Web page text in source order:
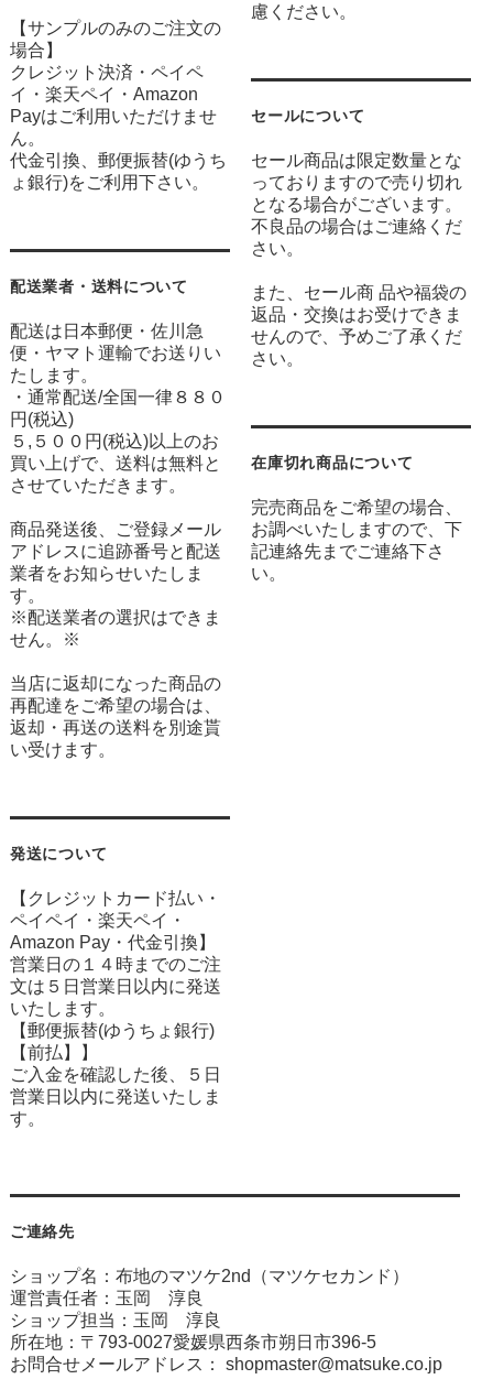
【サンプルのみのご注文の
場合】
クレジット決済・ペイペ
イ・楽天ペイ・Amazon
Payはご利用いただけませ
ん。
代金引換、郵便振替(ゆうち
ょ銀行)をご利用下さい。
配送業者・送料について
配送は日本郵便・佐川急
便・ヤマト運輸でお送りい
たします。
・通常配送/全国一律８８０
円(税込)
５,５００円(税込)以上のお
買い上げで、送料は無料と
させていただきます。
商品発送後、ご登録メール
アドレスに追跡番号と配送
業者をお知らせいたしま
す。
※配送業者の選択はできま
せん。※
当店に返却になった商品の
再配達をご希望の場合は、
返却・再送の送料を別途貰
い受けます。
発送について
【クレジットカード払い・
ペイペイ・楽天ペイ・
Amazon Pay・ 代金引換】
営業日の１４時までのご注
文は５日営業日以内に発送
いたします。
【郵便振替(ゆうちょ銀行)
【前払】】
ご入金を確認した後、５日
営業日以内に発送いたしま
す。
慮ください。
セールについて
セール商品は限定数量とな
っておりますので売り切れ
となる場合がございます。
不良品の場合はご連絡くだ
さい。
また、セール商 品や福袋の
返品・交換はお受けできま
せんので、予めご了承くだ
さい。
在庫切れ商品について
完売商品をご希望の場合、
お調べいたしますので、下
記連絡先までご連絡下さ
い。
ご連絡先
ショップ名：布地のマツケ2nd（マツケセカンド）
運営責任者：玉岡 淳良
ショップ担当：玉岡 淳良
所在地：〒793-0027愛媛県西条市朔日市396-5
お問合せメールアドレス： shopmaster@matsuke.co.jp